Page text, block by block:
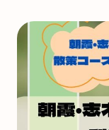
う
来
月
ク